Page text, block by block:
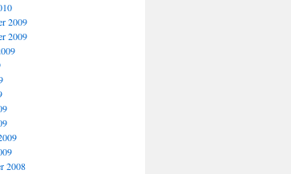
2009
2009
2008